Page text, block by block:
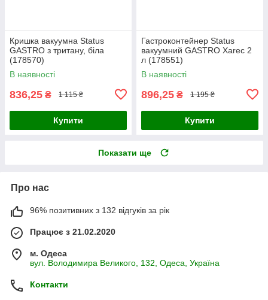
Кришка вакуумна Status
GASTRO з тритану, біла
(178570)
В наявності
836,25 ₴ 1 115 ₴
Купити
Гастроконтейнер Status
вакуумний GASTRO Xarec 2
л (178551)
В наявності
896,25 ₴ 1 195 ₴
Купити
Показати ще
Про нас
96% позитивних з 132 відгуків за рік
Працює з 21.02.2020
м. Одеса
вул. Володимира Великого, 132, Одеса, Україна
Контакти